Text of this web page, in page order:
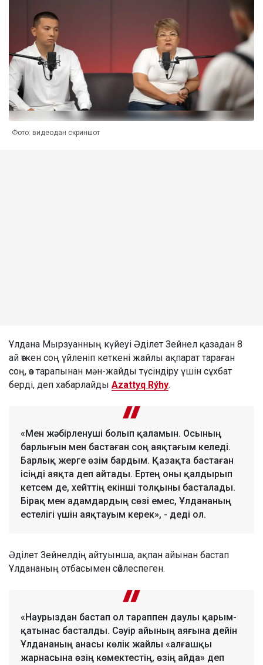
Фото: видеодан скриншот
Ұлдана Мырзуанның күйеуі Әділет Зейнел қазадан 8
ай өткен соң үйленіп кеткені жайлы ақпарат тараған
соң, өз тарапынан мән-жайды түсіндіру үшін сұхбат
берді, деп хабарлайды Azattyq Rýhy.
«Мен жәбірленуші болып қаламын. Осының
барлығын мен бастаған соң аяқтағым келеді.
Барлық жерге өзім бардым. Қазақта бастаған
ісіңді аяқта деп айтады. Ертең оны қалдырып
кетсем де, хейттің екінші толқыны басталады.
Бірақ мен адамдардың сөзі емес, Ұлдананың
естелігі үшін аяқтауым керек», - деді ол.
Әділет Зейнелдің айтуынша, ақпан айынан бастап
Ұлдананың отбасымен сөйлеспеген.
«Наурыздан бастап ол тараппен даулы қарым-
қатынас басталды. Сәуір айының аяғына дейін
Ұлдананың анасы көлік жайлы «алғашқы
жарнасына өзің көмектестің, өзің айда» деп